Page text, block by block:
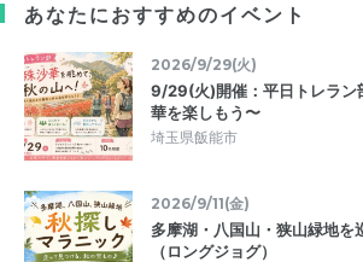
あなたにおすすめのイベント
2026/9/29(火)
9/29(火)開催：平日トレラン
華を楽しもう〜
埼玉県飯能市
2026/9/11(金)
多摩湖・八国山・狭山緑地を
（ロングジョグ）